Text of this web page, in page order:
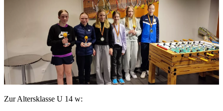
Zur Altersklasse U 14 w: